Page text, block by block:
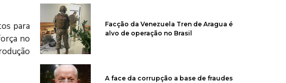
para
no
Facção da Venezuela Tren de Aragua é
alvo de operação no Brasil
A face da corrupção a base de fraudes